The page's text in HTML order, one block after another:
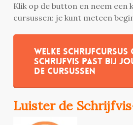
Klik op de button en neem een
cursussen: je kunt meteen
Welke schrijfcursus
Schrijfvis past bij
de cursussen
Luister de